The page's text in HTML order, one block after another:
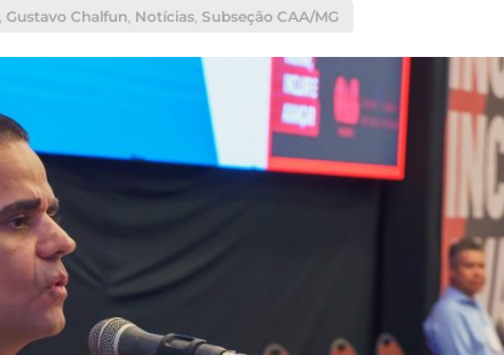
, Gustavo Chalfun, Notícias, Subseção CAA/MG